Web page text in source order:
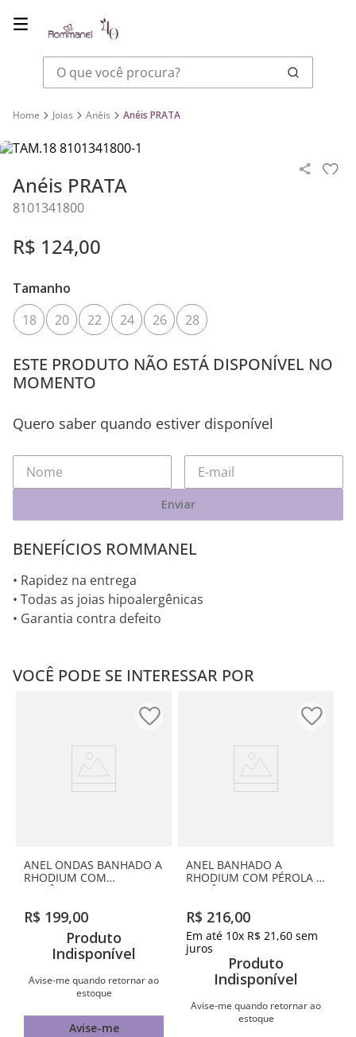
O que você procura?
Joias Anéis Anéis PRATA
Anéis PRATA
8101341800
R$ 124,00
Tamanho
18
20 22 24 26 28
ESTE PRODUTO NÃO ESTÁ DISPONÍVEL NO
MOMENTO
Quero saber quando estiver disponível
Enviar
BENEFÍCIOS ROMMANEL
• Rapidez na entrega
• Todas as joias hipoalergênicas
• Garantia contra defeito
VOCÊ PODE SE INTERESSAR POR
ANEL ONDAS BANHADO A
RHODIUM COM
ZIRCÔNIAS
R$ 199,00
Produto
Indisponível
Avise-me quando retornar ao
estoque
Avise-me
ANEL BANHADO A
RHODIUM COM PÉROLA E
ZIRCÔNIAS
R$ 216,00
Em até 10x R$ 21 ,60 sem
juros
Produto
Indisponível
Avise-me quando retornar ao
estoque